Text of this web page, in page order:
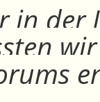
der